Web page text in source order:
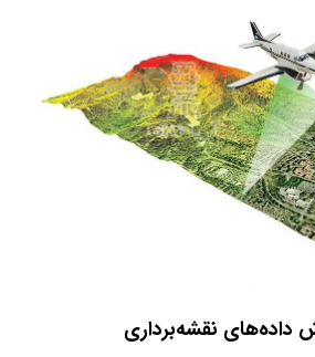
داده‌های نقشه‌برداری